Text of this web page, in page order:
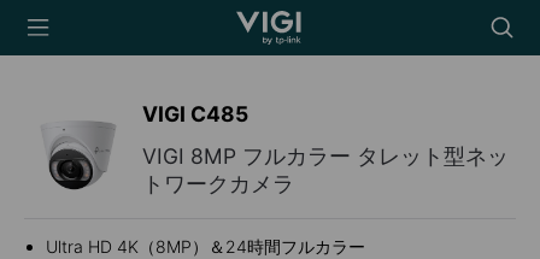
TP-Link, Reliably
icon
VIGI C485
VIGI 8MP フルカラー タレット型ネッ
トワークカメラ
Ultra HD 4K（8MP）＆24時間フルカラー